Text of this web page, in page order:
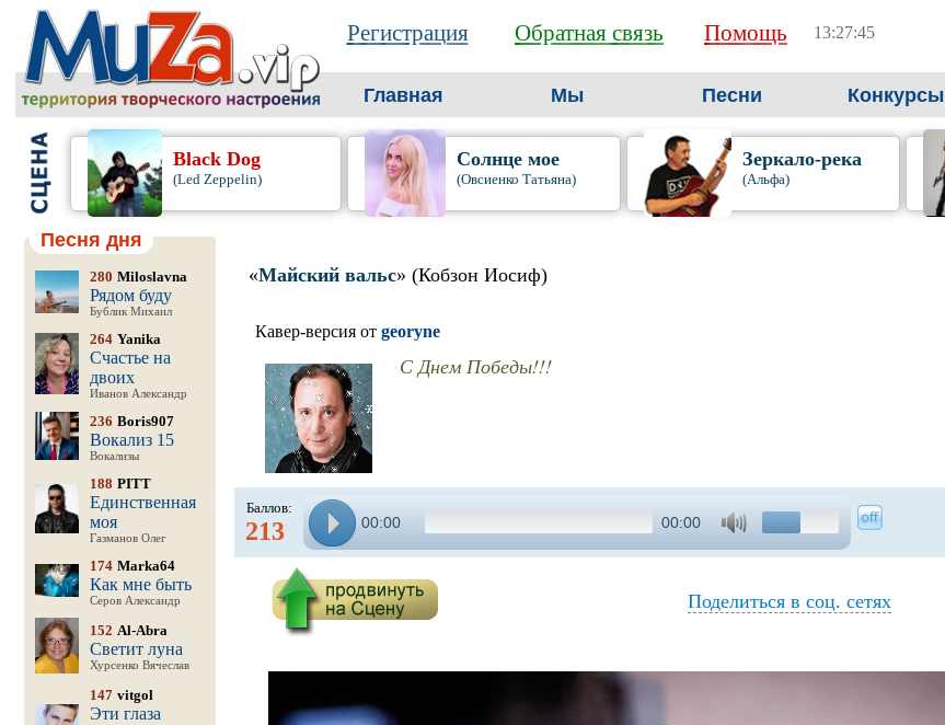
Регистрация Обратная связь Помощь 13:27:46
Главная Мы Песни Конкурсы
Black Dog
(Led Zeppelin)
Солнце мое
(Овсиенко Татьяна)
Зеркало-река
(Альфа)
Песня дня
280 Miloslavna
Рядом буду
Бублик Михаил
264 Yanika
Счастье на
двоих
Иванов Александр
236 Boris907
Вокализ 15
Вокализы
188 PITT
Единственная
моя
Газманов Олег
174 Marka64
Как мне быть
Серов Александр
152 Al-Abra
Светит луна
Хурсенко Вячеслав
147 vitgol
Эти глаза
«Майский вальс» (Кобзон Иосиф)
Кавер-версия от georyne
С Днем Победы!!!
Баллов:
213 00:00 00:00
Поделиться в соц. сетях